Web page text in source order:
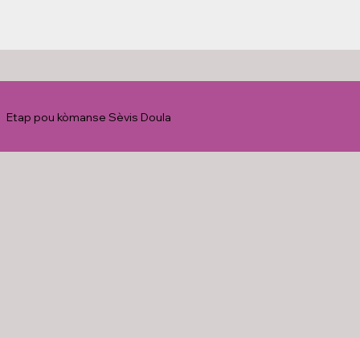
Etap pou kòmanse Sèvis Doula